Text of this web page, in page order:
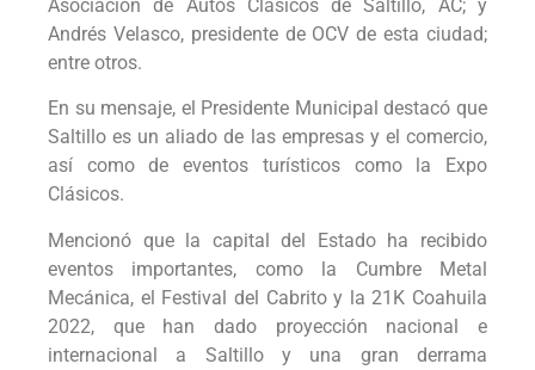
Asociación de Autos Clásicos de Saltillo, AC; y
Andrés Velasco, presidente de OCV de esta ciudad;
entre otros.
En su mensaje, el Presidente Municipal destacó que
Saltillo es un aliado de las empresas y el comercio,
así como de eventos turísticos como la Expo
Clásicos.
Mencionó que la capital del Estado ha recibido
eventos importantes, como la Cumbre Metal
Mecánica, el Festival del Cabrito y la 21K Coahuila
2022, que han dado proyección nacional e
internacional a Saltillo y una gran derrama